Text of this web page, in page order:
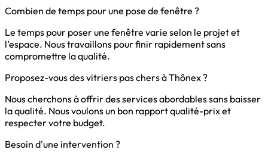
Combien de temps pour une pose de fenêtre ?
Le temps pour poser une fenêtre varie selon le projet et
l’espace. Nous travaillons pour finir rapidement sans
compromettre la qualité.
Proposez-vous des vitriers pas chers à Thônex ?
Nous cherchons à offrir des services abordables sans baisser
la qualité. Nous voulons un bon rapport qualité-prix et
respecter votre budget.
Besoin d'une intervention ?